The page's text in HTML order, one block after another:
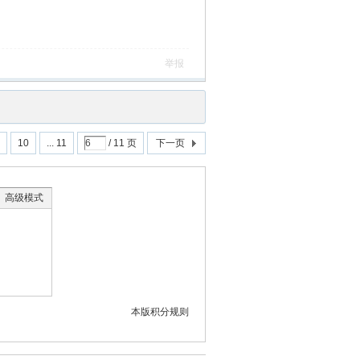
举报
10 ... 11 / 11 页 下一页
高级模式
本版积分规则